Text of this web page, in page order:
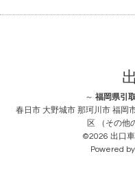
～ 福岡県引
春日市 大野城市 那珂川市 福岡
区 （その他
©2026 出口
Powered by